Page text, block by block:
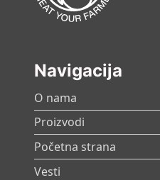
Navigacija
O nama
Proizvodi
Početna strana
Vesti